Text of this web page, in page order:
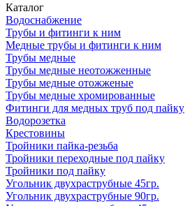
Каталог
Водоснабжение
Трубы и фитинги к ним
Медные трубы и фитинги к ним
Трубы медные
Трубы медные неотожженные
Трубы медные отожженые
Трубы медные хромированные
Фитинги для медных труб под пайку
Водорозетка
Крестовины
Тройники пайка-резьба
Тройники переходные под пайку
Тройники под пайку
Угольник двухраструбные 45гр.
Угольник двухраструбные 90гр.